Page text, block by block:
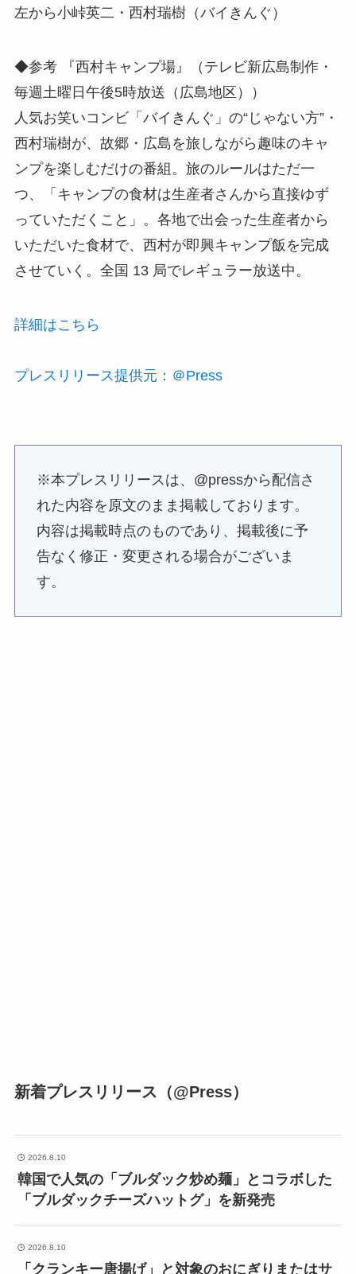
左から小峠英二・西村瑞樹（バイきんぐ）
◆参考 『西村キャンプ場』（テレビ新広島制作・
毎週土曜日午後5時放送（広島地区））
人気お笑いコンビ「バイきんぐ」の“じゃない方”・
西村瑞樹が、故郷・広島を旅しながら趣味のキャ
ンプを楽しむだけの番組。旅のルールはただ一
つ、「キャンプの食材は生産者さんから直接ゆず
っていただくこと」。各地で出会った生産者から
いただいた食材で、西村が即興キャンプ飯を完成
させていく。全国 13 局でレギュラー放送中。
詳細はこちら
プレスリリース提供元：＠Press
※本プレスリリースは、@pressから配信さ
れた内容を原文のまま掲載しております。
内容は掲載時点のものであり、掲載後に予
告なく修正・変更される場合がございま
す。
新着プレスリリース（@Press）
2026.8.10
韓国で人気の「ブルダック炒め麺」とコラボした
「ブルダックチーズハットグ」を新発売
2026.8.10
「クランキー唐揚げ」と対象のおにぎりまたはサ